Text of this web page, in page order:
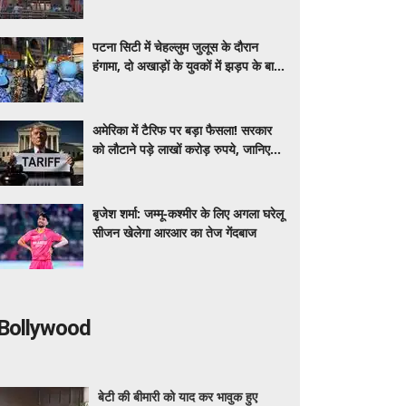
पटना सिटी में चेहल्लुम जुलूस के दौरान
हंगामा, दो अखाड़ों के युवकों में झड़प के बाद
अमेरिका में टैरिफ पर बड़ा फैसला! सरकार
को लौटाने पड़े लाखों करोड़ रुपये, जानिए
बृजेश शर्मा: जम्मू-कश्मीर के लिए अगला घरेलू
सीजन खेलेगा आरआर का तेज गेंदबाज
बेटी की बीमारी को याद कर भावुक हुए